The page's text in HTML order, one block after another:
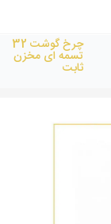
چرخ گوشت 32
تسمه ای مخزن
ثابت